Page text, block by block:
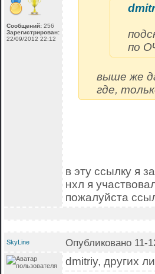
Сообщений: 256
Зарегистрирован:
22/09/2012 22:12
по
выше же
где,
в эту ссылку я
нхл я
пожалуйста
SkyLine Опубликовано 11-
dmitriy, других